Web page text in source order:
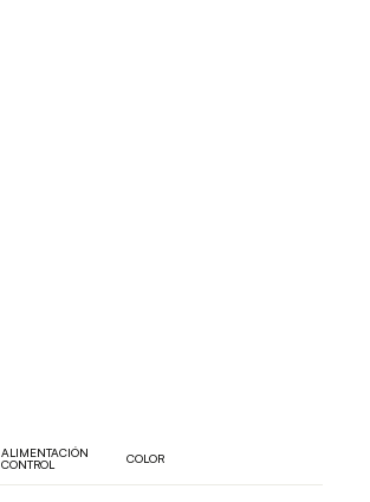
ALIMENTACIÓN
CONTROL
COLOR